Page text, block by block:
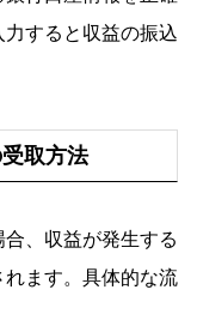
すると収益の振込
取方法
、収益が発生する
ます。具体的な流